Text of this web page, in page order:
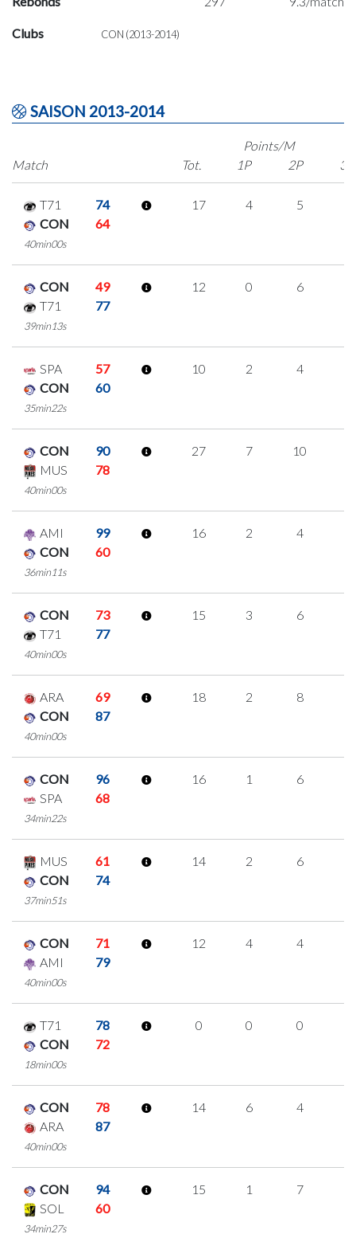
Clubs CON (2013-2014)
SAISON 2013-2014
Match
Points/M
Tot.
1P 2P 3P
T71
74
CON
64
40min00s
17 4 5
CON
49
T71
77
39min13s
12 0 6
SPA
57
CON
60
35min22s
10 2 4
CON
90
MUS
78
40min00s
27 7 10
AMI
99
CON
60
36min11s
16 2 4
CON
73
T71
77
40min00s
15 3 6
ARA
69
CON
87
40min00s
18 2 8
CON
96
SPA
68
34min22s
16 1 6
MUS
61
CON
74
37min51s
14 2 6
CON
71
AMI
79
40min00s
12 4 4
T71
78
CON
72
18min00s
0 0 0
CON
78
ARA
87
40min00s
14 6 4
CON
94
SOL
60
34min27s
15 1 7